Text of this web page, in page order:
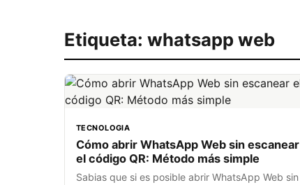
Etiqueta: whatsapp web
TECNOLOGIA
Cómo abrir WhatsApp Web sin escanear
el código QR: Método más simple
Sabias que si es posible abrir WhatsApp Web sin